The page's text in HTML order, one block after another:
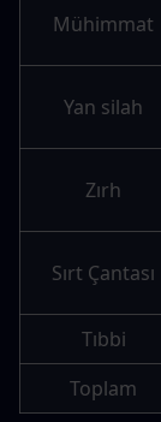
Mühimmat
Yan silah
Zırh
Sırt Çantası
Tıbbi
Toplam